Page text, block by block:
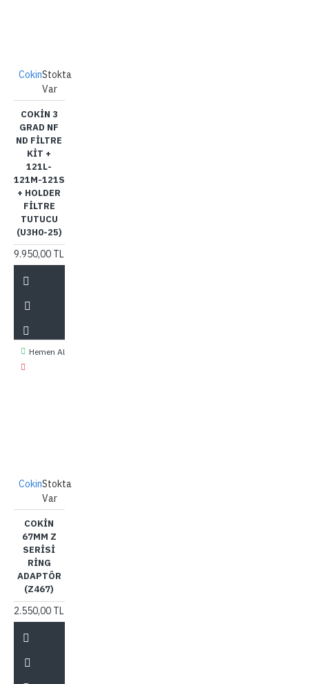
CokinStokta
Var
COKIN 3
GRAD NF
ND FILTRE
KIT +
121L-
121M-121S
+ HOLDER
FILTRE
TUTUCU
(U3H0-25)
9.950,00 TL
Hemen Al
CokinStokta
Var
COKIN
67MM Z
SERISI
RING
ADAPTÖR
(Z467)
2.550,00 TL